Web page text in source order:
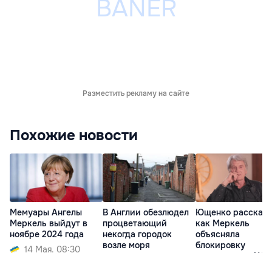
Разместить рекламу на сайте
Похожие новости
Мемуары Ангелы
Меркель выйдут в
ноябре 2024 года
14 Мая. 08:30
В Англии обезлюдел
процветающий
некогда городок
возле моря
Ющенко
как Меркель
объясняла
блокировку